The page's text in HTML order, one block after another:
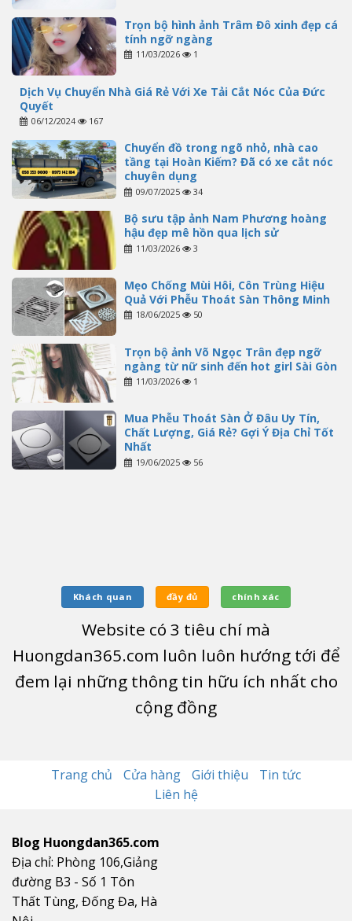
Trọn bộ hình ảnh Trâm Đô xinh đẹp cá
tính ngỡ ngàng
11/03/2026 1
Dịch Vụ Chuyển Nhà Giá Rẻ Với Xe Tải Cắt Nóc Của Đức
Quyết
06/12/2024 167
Chuyển đồ trong ngõ nhỏ, nhà cao
tầng tại Hoàn Kiếm? Đã có xe cắt nóc
chuyên dụng
09/07/2025 34
Bộ sưu tập ảnh Nam Phương hoàng
hậu đẹp mê hồn qua lịch sử
11/03/2026 3
Mẹo Chống Mùi Hôi, Côn Trùng Hiệu
Quả Với Phễu Thoát Sàn Thông Minh
18/06/2025 50
Trọn bộ ảnh Võ Ngọc Trân đẹp ngỡ
ngàng từ nữ sinh đến hot girl Sài Gòn
11/03/2026 1
Mua Phễu Thoát Sàn Ở Đâu Uy Tín,
Chất Lượng, Giá Rẻ? Gợi Ý Địa Chỉ Tốt
Nhất
19/06/2025 56
Khách quan đầy đủ chính xác
Website có 3 tiêu chí mà
Huongdan365.com luôn luôn hướng tới để
đem lại những thông tin hữu ích nhất cho
cộng đồng
Trang chủ Cửa hàng Giới thiệu
Tin tức
Liên hệ
Blog Huongdan365.com
Địa chỉ: Phòng 106,Giảng
đường B3 - Số 1 Tôn
Thất Tùng, Đống Đa, Hà